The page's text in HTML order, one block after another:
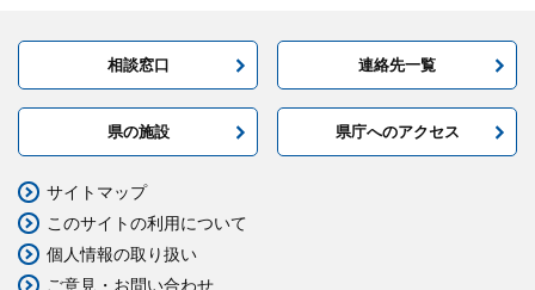
相談窓口 連絡先一覧
県の施設 県庁へのアクセス
サイトマップ
このサイトの利用について
個人情報の取り扱い
ご意見・お問い合わせ